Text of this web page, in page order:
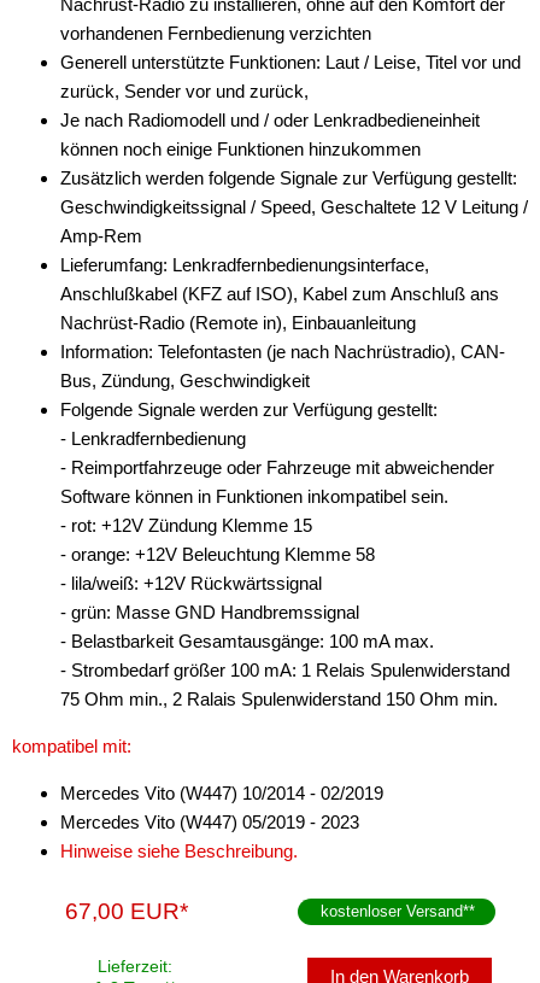
Nachrüst-Radio zu installieren, ohne auf den Komfort der
vorhandenen Fernbedienung verzichten
Generell unterstützte Funktionen: Laut / Leise, Titel vor und
zurück, Sender vor und zurück,
Je nach Radiomodell und / oder Lenkradbedieneinheit
können noch einige Funktionen hinzukommen
Zusätzlich werden folgende Signale zur Verfügung gestellt:
Geschwindigkeitssignal / Speed, Geschaltete 12 V Leitung /
Amp-Rem
Lieferumfang: Lenkradfernbedienungsinterface,
Anschlußkabel (KFZ auf ISO), Kabel zum Anschluß ans
Nachrüst-Radio (Remote in), Einbauanleitung
Information: Telefontasten (je nach Nachrüstradio), CAN-
Bus, Zündung, Geschwindigkeit
Folgende Signale werden zur Verfügung gestellt:
- Lenkradfernbedienung
- Reimportfahrzeuge oder Fahrzeuge mit abweichender
Software können in Funktionen inkompatibel sein.
- rot: +12V Zündung Klemme 15
- orange: +12V Beleuchtung Klemme 58
- lila/weiß: +12V Rückwärtssignal
- grün: Masse GND Handbremssignal
- Belastbarkeit Gesamtausgänge: 100 mA max.
- Strombedarf größer 100 mA: 1 Relais Spulenwiderstand
75 Ohm min., 2 Ralais Spulenwiderstand 150 Ohm min.
kompatibel mit:
Mercedes Vito (W447) 10/2014 - 02/2019
Mercedes Vito (W447) 05/2019 - 2023
Hinweise siehe Beschreibung.
67,00 EUR* kostenloser Versand**
Lieferzeit:
In den Warenkorb